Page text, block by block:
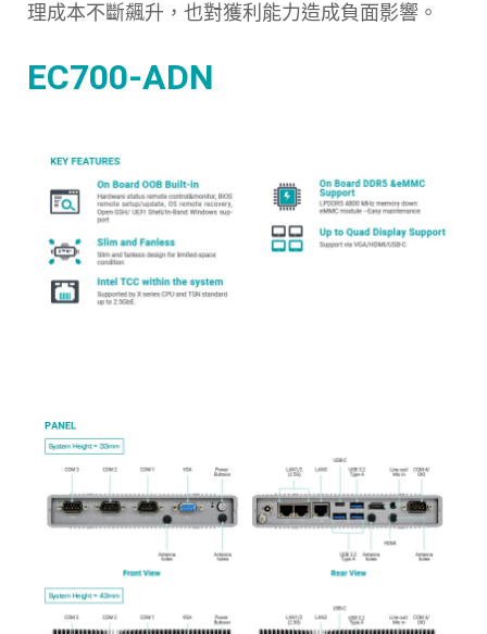
理成本不斷飆升，也對獲利能力造成負面影響。
EC700-ADN